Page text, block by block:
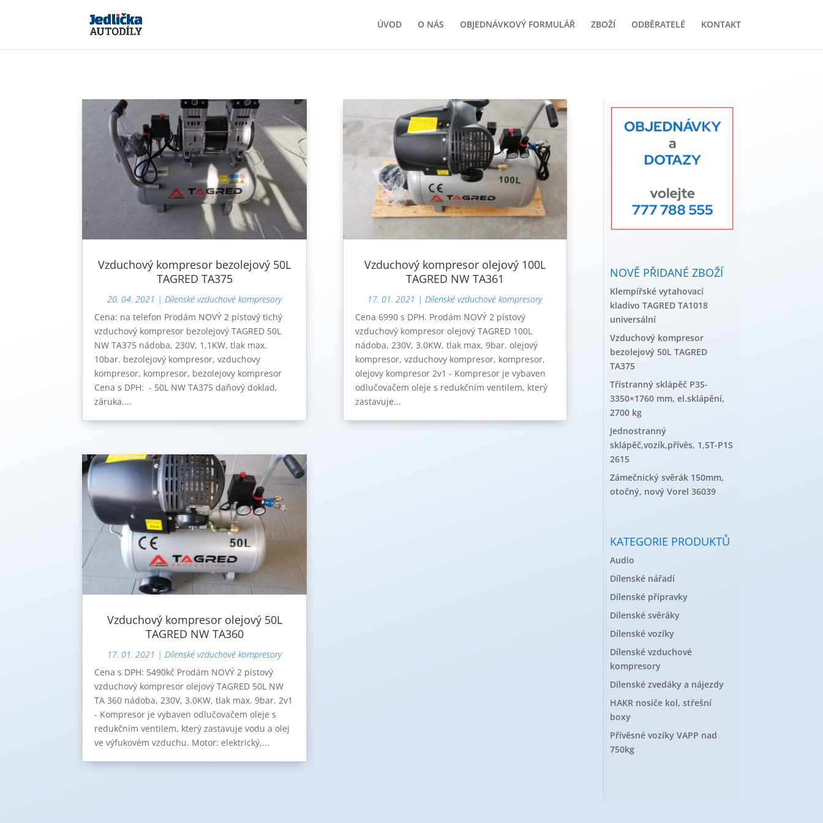
ÚVOD O NÁS OBJEDNÁVKOVÝ FORMULÁŘ ZBOŽÍ ODBĚRATELÉ KONTAKT
Vzduchový kompresor bezolejový 50L
TAGRED TA375
20. 04. 2021 |Dílenské vzduchové kompresory
Cena: na telefon Prodám NOVÝ 2 pístový tichý
vzduchový kompresor bezolejový TAGRED 50L
NW TA375 nádoba, 230V, 1,1KW, tlak max.
10bar. bezolejový kompresor, vzduchovy
kompresor, kompresor, bezolejovy kompresor
Cena s DPH: - 50L NW TA375 daňový doklad,
záruka....
Vzduchový kompresor olejový 50L
TAGRED NW TA360
17. 01. 2021 | Dílenské vzduchové kompresory
Cena s DPH: 5490kč Prodám NOVÝ 2 pístový
vzduchový kompresor olejový TAGRED 50L NW
TA 360 nádoba, 230V, 3.0KW, tlak max. 9bar. 2v1
- Kompresor je vybaven odlučovačem oleje s
redukčním ventilem, který zastavuje vodu a olej
ve výfukovém vzduchu. Motor: elektrický,...
Vzduchový kompresor olejový 100L
TAGRED NW TA361
17. 01. 2021 |Dílenské vzduchové kompresory
Cena 6990 s DPH. Prodám NOVÝ 2 pístový
vzduchový kompresor olejový TAGRED 100L
nádoba, 230V, 3.0KW, tlak max. 9bar. olejový
kompresor, vzduchovy kompresor, kompresor,
olejovy kompresor 2v1 - Kompresor je vybaven
odlučovačem oleje s redukčním ventilem, který
zastavuje...
NOVĚ PŘIDANÉ ZBOŽÍ
Klempířské vytahovací
kladivo TAGRED TA1018
universální
Vzduchový kompresor
bezolejový 50L TAGRED
TA375
Třístranný sklápěč P3S-
3350×1760 mm, el.sklápění,
2700 kg
Jednostranný
sklápěč,vozík,přívěs, 1,5T-P1S
2615
Zámečnický svěrák 150mm,
otočný, nový Vorel 36039
KATEGORIE PRODUKTŮ
Audio
Dílenské nářadí
Dílenské přípravky
Dílenské svěráky
Dílenské vozíky
Dílenské vzduchové
kompresory
Dílenské zvedáky a nájezdy
HAKR nosiče kol, střešní
boxy
Přívěsné vozíky VAPP nad
750kg